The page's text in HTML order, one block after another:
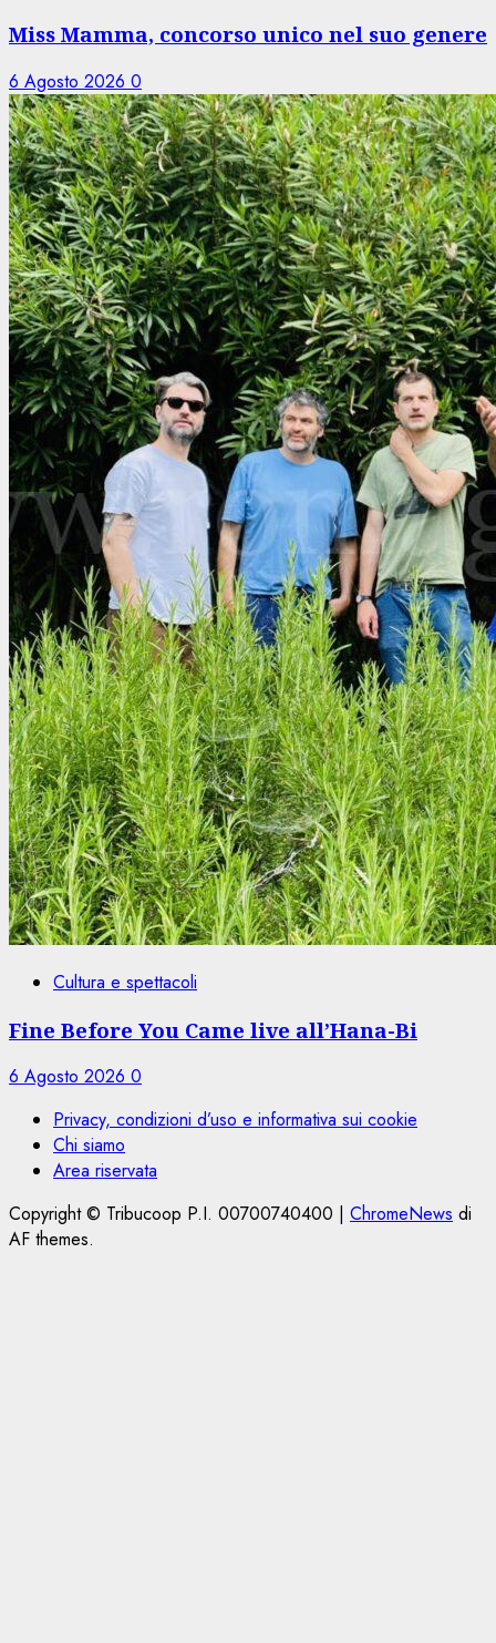
Miss Mamma, concorso unico nel suo genere
6 Agosto 2026 0
Cultura e spettacoli
Fine Before You Came live all’Hana-Bi
6 Agosto 2026 0
Privacy, condizioni d’uso e informativa sui cookie
Chi siamo
Area riservata
Copyright © Tribucoop P.I. 00700740400 | ChromeNews di
AF themes.